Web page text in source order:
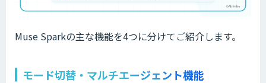
Muse Sparkの主な機能を4つに分けてご紹介します。
モード切替・マルチエージェント機能